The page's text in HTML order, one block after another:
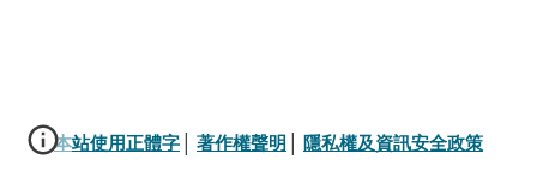
本站使用正體字 著作權聲明 隱私權及資訊安全政策